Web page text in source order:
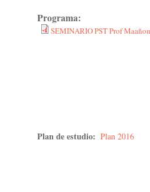
Programa:
SEMINARIO PST Prof
Plan de estudio: Plan 2016